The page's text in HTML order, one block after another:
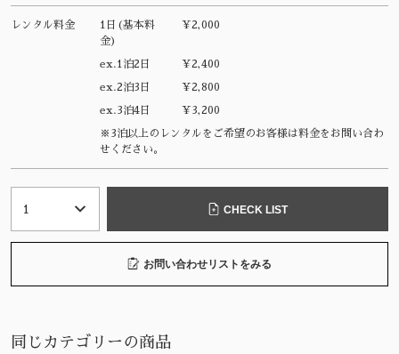
レンタル料金
1日(基本料
金)
¥2,000
ex.1泊2日 ¥2,400
ex.2泊3日 ¥2,800
ex.3泊4日 ¥3,200
※3泊以上のレンタルをご希望のお客様は料金をお問い合わ
せください。
CHECK LIST
お問い合わせリストをみる
同じカテゴリーの商品